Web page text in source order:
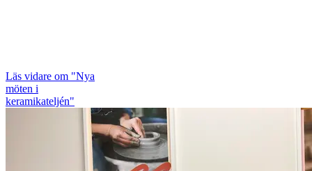
Läs vidare om "Nya
möten i
keramikateljén"